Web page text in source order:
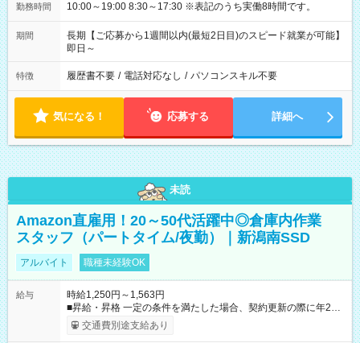
勤務時間 10:00～19:00 8:30～17:30 ※表記のうち実働8時間です。
期間
長期【ご応募から1週間以内(最短2日目)のスピード就業が可能】
即日～
特徴 履歴書不要 / 電話対応なし / パソコンスキル不要
気になる！ 応募する 詳細へ
未読
Amazon直雇用！20～50代活躍中◎倉庫内作業
スタッフ（パートタイム/夜勤）｜新潟南SSD
アルバイト 職種未経験OK
給与
時給1,250円～1,563円
■昇給・昇格 一定の条件を満たした場合、契約更新の際に年2回
まで昇給の機会があります。 ■正社員登用制度あり ※月末締/翌
月25日支払い ※時間外手当、別途支給 ※深夜割増賃金 (22:00～
交通費別途支給あり